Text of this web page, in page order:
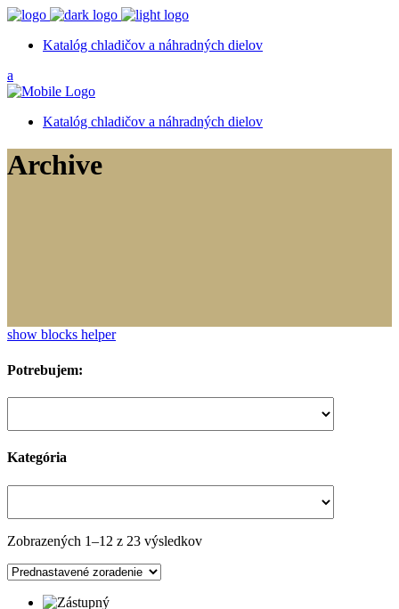
Katalóg chladičov a náhradných dielov
Katalóg chladičov a náhradných dielov
Archive
show blocks helper
Potrebujem:
Kategória
Zobrazených 1–12 z 23 výsledkov